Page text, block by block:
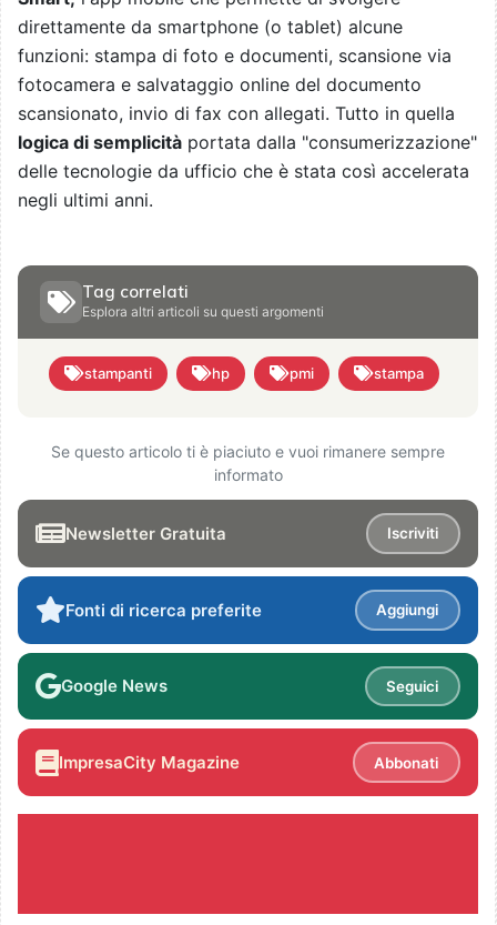
direttamente da smartphone (o tablet) alcune
funzioni: stampa di foto e documenti, scansione via
fotocamera e salvataggio online del documento
scansionato, invio di fax con allegati. Tutto in quella
logica di semplicità portata dalla "consumerizzazione"
delle tecnologie da ufficio che è stata così accelerata
negli ultimi anni.
Tag correlati
Esplora altri articoli su questi argomenti
stampanti hp pmi stampa
Se questo articolo ti è piaciuto e vuoi rimanere sempre
informato
Newsletter Gratuita Iscriviti
Fonti di ricerca preferite Aggiungi
Google News Seguici
ImpresaCity Magazine Abbonati